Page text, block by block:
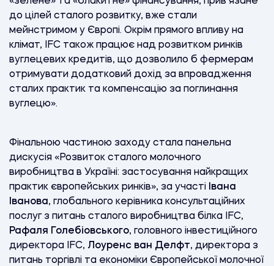
до цілей сталого розвитку, вже стали
мейнстримом у Європі. Окрім прямого впливу на
клімат, IFC також працює над розвитком ринків
вуглецевих кредитів, що дозволило б фермерам
отримувати додатковий дохід за впровадження
сталих практик та компенсацію за поглинання
вуглецю».
Фінальною частиною заходу стала панельна
дискусія «Розвиток сталого молочного
виробництва в Україні: застосування найкращих
практик європейських ринків», за участі
Івана
Іванова, глобального керівника консультаційних
послуг з питань сталого виробництва білка IFC,
Рафаля Голебіовського, головного інвестиційного
директора IFC, Лоуренс ван Делфт, директора з
питань торгівлі та економіки Європейської молочної